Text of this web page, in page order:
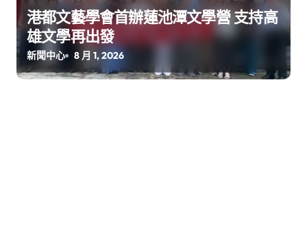
港都文藝學會首辦蓮池潭文學營 支持高
雄文學再出發
新聞中心 8 月 1, 2026